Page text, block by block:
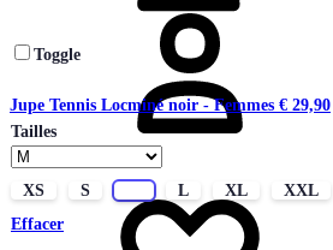
Toggle
Jupe Tennis Locminé noir - Femmes € 29,90
Tailles
XS S L XL
XXL
Effacer